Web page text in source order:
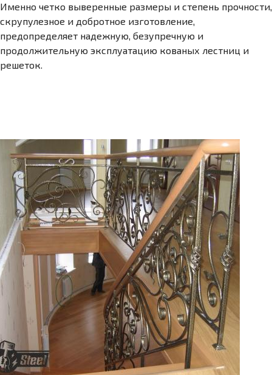
Именно четко выверенные размеры и степень прочности,
скрупулезное и добротное изготовление,
предопределяет надежную, безупречную и
продолжительную эксплуатацию кованых лестниц и
решеток.